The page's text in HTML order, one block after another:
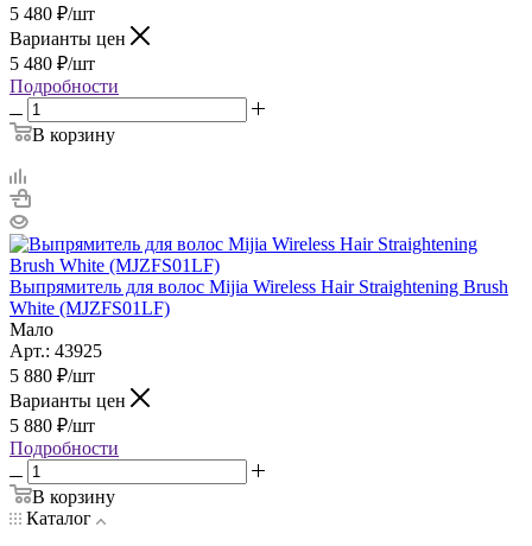
5 480 ₽/шт
Варианты цен
5 480 ₽/шт
Подробности
В корзину
Выпрямитель для волос Mijia Wireless Hair Straightening Brush
White (MJZFS01LF)
Мало
Арт.: 43925
5 880 ₽/шт
Варианты цен
5 880 ₽/шт
Подробности
В корзину
Каталог